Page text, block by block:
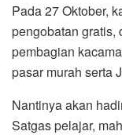
Pada 27 Oktober,
pengobatan gratis,
pembagian
pasar murah serta
Nantinya akan
Satgas pelajar,